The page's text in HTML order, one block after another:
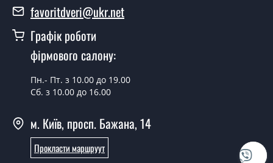
У вас є в наявності готові двері
вхідні?
Так, ми маємо великий асортимент готових вхідних
дверей.
Яка вартість найдешевших вхідних
Від 5200 грн.
Потрібні двері вхідні економ класу,
що порадите?
favoritdveri@ukr.net
Графік роботи
фірмового салону:
Пн.- Пт. з 10.00 до 19.00
Сб. з 10.00 до 16.00
м. Київ, просп. Бажана, 14
Прокласти маршруут